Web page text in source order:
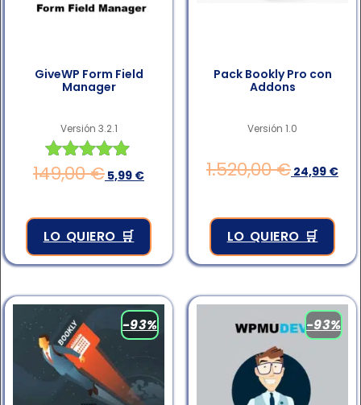
GiveWP Form Field
Manager
Versión 3.2.1
Valorado en
149,00€ 5,99 €
LO QUIERO 🛒
Pack Bookly Pro con
Addons
Versión 1.0
1.520,00€ 24,99 €
LO QUIERO 🛒
-93% -93%